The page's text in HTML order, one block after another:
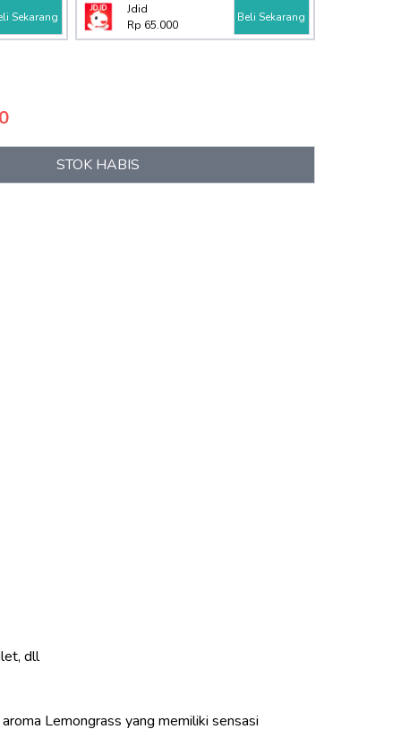
Sekarang
Jdid
Rp 65.000
Beli Sekarang
STOK HABIS
dll
Lemongrass yang memiliki sensasi